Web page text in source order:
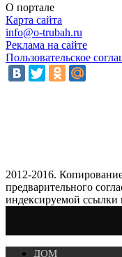
О портале
Карта сайта
info@o-trubah.ru
Реклама на сайте
Пользовательское
2012-2016.
предварительного
индексируемой ссылки
ДОМ